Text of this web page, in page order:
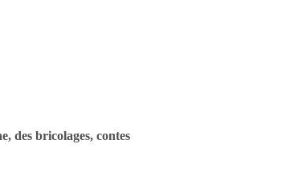
des bricolages, contes